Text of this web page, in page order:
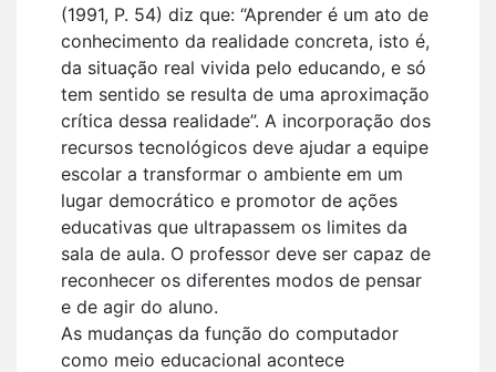
(1991, P. 54) diz que: “Aprender é um ato de
conhecimento da realidade concreta, isto é,
da situação real vivida pelo educando, e só
tem sentido se resulta de uma aproximação
crítica dessa realidade”. A incorporação dos
recursos tecnológicos deve ajudar a equipe
escolar a transformar o ambiente em um
lugar democrático e promotor de ações
educativas que ultrapassem os limites da
sala de aula. O professor deve ser capaz de
reconhecer os diferentes modos de pensar
e de agir do aluno.
As mudanças da função do computador
como meio educacional acontece